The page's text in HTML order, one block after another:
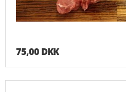
ÅBNINGSTIDER
75,00 DKK